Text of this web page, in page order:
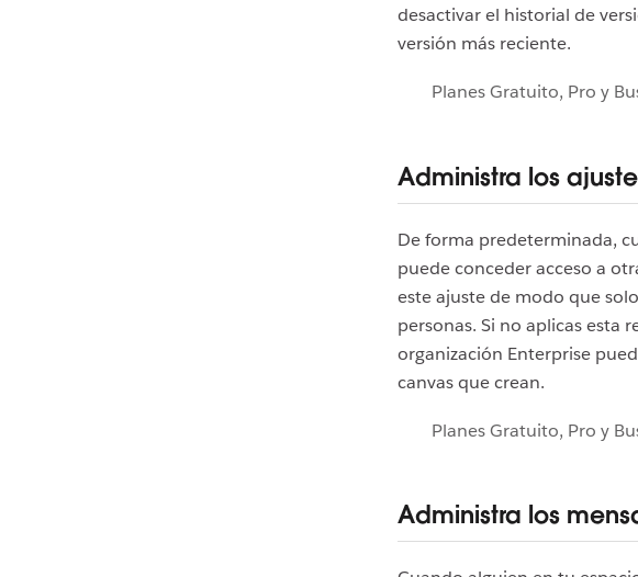
desactivar el historial de
versión más reciente.
Planes Gratuito, Pro y
Administra los
De forma predeterminada,
puede conceder acceso a
este ajuste de modo que
personas. Si no aplicas esta
organización Enterprise
canvas que crean.
Planes Gratuito, Pro y
Administra los